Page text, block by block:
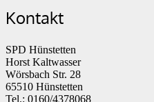
Kontakt
SPD Hünstetten
Horst Kaltwasser
Wörsbach Str. 28
65510 Hünstetten
Tel.: 0160/4378068